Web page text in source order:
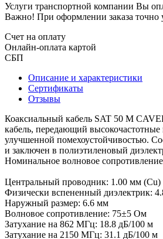
Услуги транспортной компании Вы
Важно! При оформлении заказа точно
Счет на оплату
Онлайн-оплата картой
СБП
Описание и характеристики
Сертификаты
Отзывы
Коаксиальный кабель SAT 50 M
кабель, передающий
улучшенной помехоустойчивостью.
и заключен в полиэтиленовый
Номинальное волновое
Центральный проводник: 1.00 мм (Cu)
Физически вспененный диэлектрик:
Наружный размер: 6.6 мм
Волновое сопротивление: 75±5 Ом
Затухание на 862 МГц: 18.8 дБ/100 м
Затухание на 2150 МГц: 31.1 дБ/100 м